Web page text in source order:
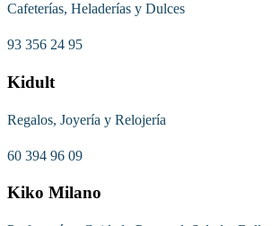
Cafeterías, Heladerías y Dulces
93 356 24 95
Kidult
Regalos, Joyería y Relojería
60 394 96 09
Kiko Milano